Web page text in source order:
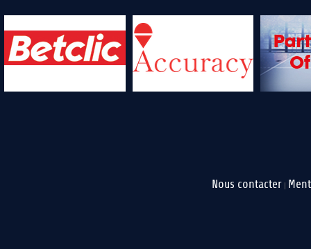
Nous contacter |